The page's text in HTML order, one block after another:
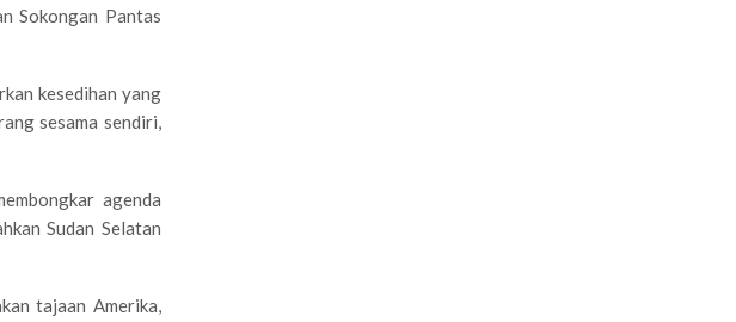
Sokongan Pantas
kesedihan yang
sesama sendiri,
agenda
Sudan Selatan
tajaan Amerika,